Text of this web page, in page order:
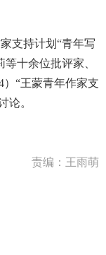
支持计划“青年写
十余位批评家、
）“王蒙青年作家支
论。
责编：王雨萌